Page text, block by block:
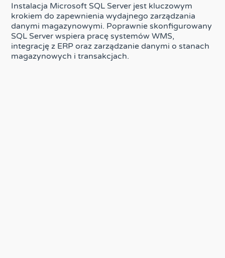
Instalacja Microsoft SQL Server jest kluczowym
krokiem do zapewnienia wydajnego zarządzania
danymi magazynowymi. Poprawnie skonfigurowany
SQL Server wspiera pracę systemów WMS,
integrację z ERP oraz zarządzanie danymi o stanach
magazynowych i transakcjach.